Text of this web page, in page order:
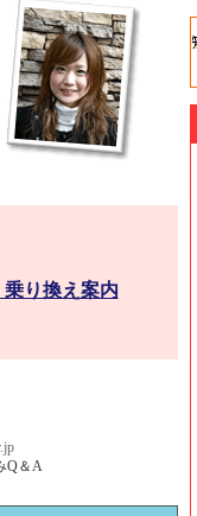
り換え案内
Q＆A